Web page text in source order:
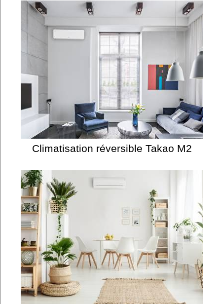
Climatisation réversible Takao M2